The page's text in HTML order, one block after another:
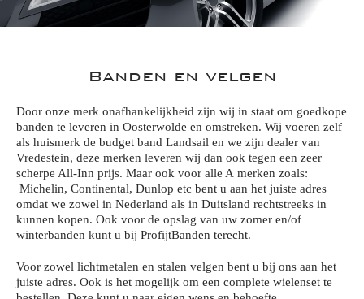
Banden en velgen
Door onze merk onafhankelijkheid zijn wij in staat om goedkope
banden te leveren in Oosterwolde en omstreken. Wij voeren zelf
als huismerk de budget band Landsail en we zijn dealer van
Vredestein, deze merken leveren wij dan ook tegen een zeer
scherpe All-Inn prijs. Maar ook voor alle A merken zoals:
Michelin, Continental, Dunlop etc bent u aan het juiste adres
omdat we zowel in Nederland als in Duitsland rechtstreeks in
kunnen kopen. Ook voor de opslag van uw zomer en/of
winterbanden kunt u bij ProfijtBanden terecht.
Voor zowel lichtmetalen en stalen velgen bent u bij ons aan het
juiste adres. Ook is het mogelijk om een complete wielenset te